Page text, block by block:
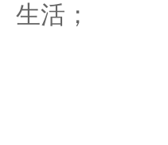
生活；